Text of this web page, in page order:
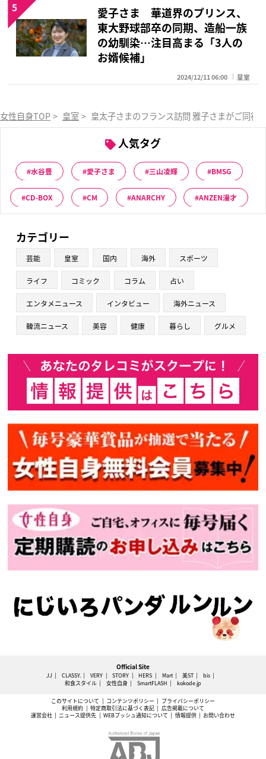
愛子さま 華道界のプリンス、
東大野球部卒の同期、造船一族
の幼馴染…注目高まる「3人の
お婿候補」
2024/12/11 06:00 皇室
5
女性自身TOP > 皇室 > 皇太子さまのフランス訪問 雅子さまがご同行
人気タグ
水谷豊 愛子さま 三山凌輝 BMSG
CD-BOX CM ANARCHY ANZEN漫才
カテゴリー
芸能 皇室 国内 海外 スポーツ
ライフ コミック コラム 占い
エンタメニュース インタビュー 海外ニュース
韓流ニュース 美容 健康 暮らし グルメ
Official Site
JJ CLASSY. VERY STORY HERS Mart 美ST
bis
和食スタイル
女性自身 SmartFLASH kokode.jp
このサイトについて コンテンツポリシー
プライバシーポリシー
利用規約
特定商取引法に基づく表記
広告掲載について
運営会社
ニュース提供先 WEBプッシュ通知について 情報提供 お問い合わせ